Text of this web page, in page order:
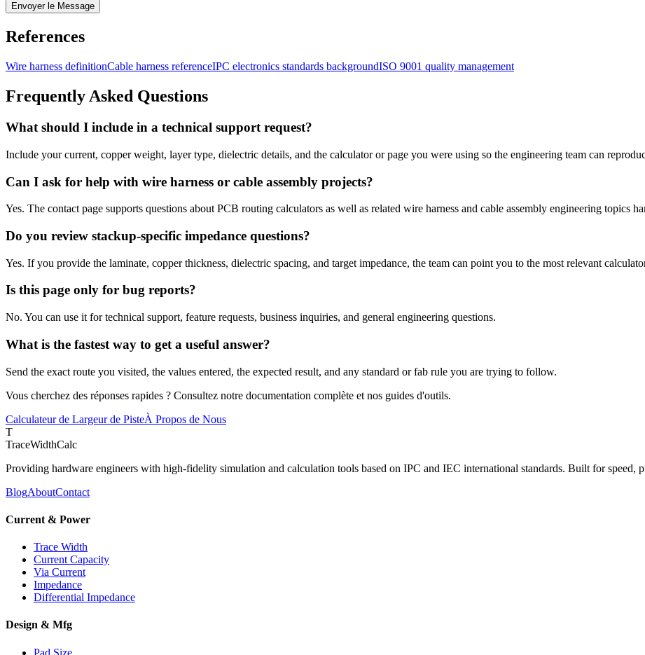
Envoyer le Message
References
Wire harness definitionCable harness referenceIPC electronics standards backgroundISO 9001 quality management
Frequently Asked Questions
What should I include in a technical support request?
Include your current, copper weight, layer type, dielectric details, and the calculator or page you were using so the engineering team can
Can I ask for help with wire harness or cable assembly projects?
Yes. The contact page supports questions about PCB routing calculators as well as related wire harness and cable assembly engineering topics
Do you review stackup-specific impedance questions?
Yes. If you provide the laminate, copper thickness, dielectric spacing, and target impedance, the team can point you to the most relevant
Is this page only for bug reports?
No. You can use it for technical support, feature requests, business inquiries, and general engineering questions.
What is the fastest way to get a useful answer?
Send the exact route you visited, the values entered, the expected result, and any standard or fab rule you are trying to follow.
Vous cherchez des réponses rapides ? Consultez notre documentation complète et nos guides d'outils.
Calculateur de Largeur de PisteÀ Propos de Nous
T
TraceWidthCalc
Providing hardware engineers with high-fidelity simulation and calculation tools based on IPC and IEC international standards. Built for speed,
BlogAboutContact
Current & Power
Trace Width
Current Capacity
Via Current
Impedance
Differential Impedance
Design & Mfg
Pad Size